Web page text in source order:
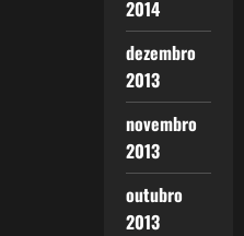
2014
dezembro
2013
novembro
2013
outubro
2013